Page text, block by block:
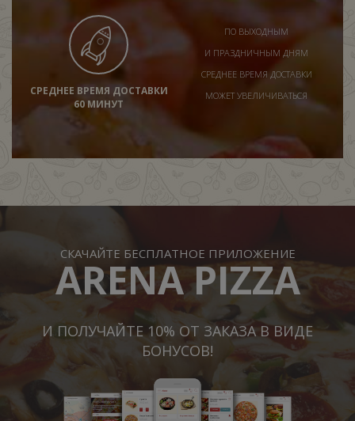
СРЕДНЕЕ ВРЕМЯ ДОСТАВКИ
60 МИНУТ
ПО ВЫХОДНЫМ
И ПРАЗДНИЧНЫМ ДНЯМ
СРЕДНЕЕ ВРЕМЯ ДОСТАВКИ
МОЖЕТ УВЕЛИЧИВАТЬСЯ
СКАЧАЙТЕ БЕСПЛАТНОЕ ПРИЛОЖЕНИЕ
ARENA PIZZA
И ПОЛУЧАЙТЕ 10% ОТ ЗАКАЗА В ВИДЕ
БОНУСОВ!